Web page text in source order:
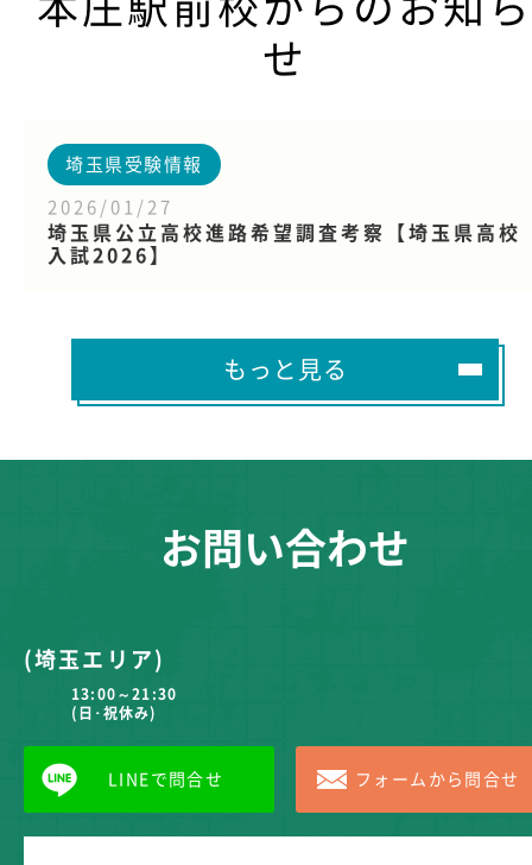
せ
埼玉県受験情報
2026/01/27
埼玉県公立高校進路希望調査考察【埼玉県高校
入試2026】
もっと見る
お問い合わせ
(埼玉エリア)
13:00～21:30
(日･祝休み)
LINEで問合せ フォームから問合せ